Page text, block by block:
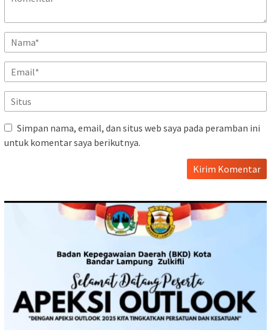
Simpan nama, email, dan situs web saya pada peramban ini
untuk komentar saya berikutnya.